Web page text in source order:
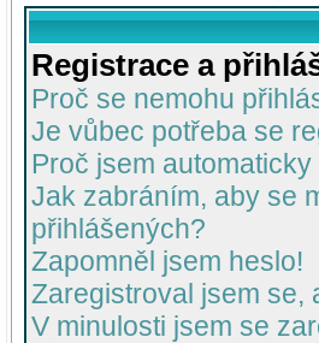
Registrace a
Proč se nemohu
Je vůbec potřeba se
Proč jsem
Jak zabráním, aby se
přihlášených?
Zapomněl jsem heslo!
Zaregistroval jsem se,
V minulosti jsem se